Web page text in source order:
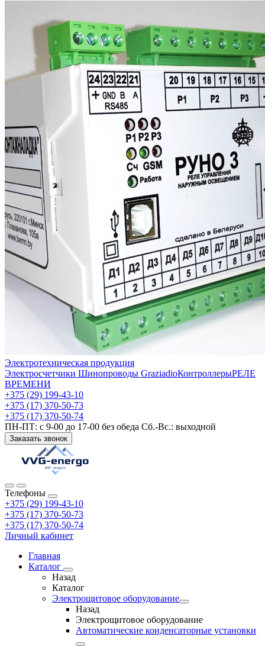
Электротехническая продукция
Электросчетчики Шинопроводы GraziadioКонтроллерыРЕЛЕ
ВРЕМЕНИ
+375 (29) 199-43-10
+375 (17) 370-50-73
+375 (17) 370-50-74
ПН-ПТ: с 9-00 до 17-00 без обеда Сб.-Вс.: выходной
Заказать звонок
Телефоны
+375 (29) 199-43-10
+375 (17) 370-50-73
+375 (17) 370-50-74
Личный кабинет
Главная
Каталог
Назад
Каталог
Электрощитовое оборудование
Назад
Электрощитовое оборудование
Автоматические конденсаторные установки